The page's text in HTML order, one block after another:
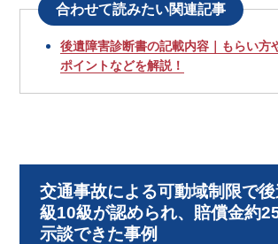
合わせて読みたい関連記事
後遺障害診断書の記載内容｜もらい方
ポイントなどを解説！
交通事故による可動域制限で
級10級が認められ、賠償金約
示談できた事例